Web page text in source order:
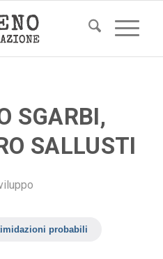
SGARBI,
SALLUSTI
probabili